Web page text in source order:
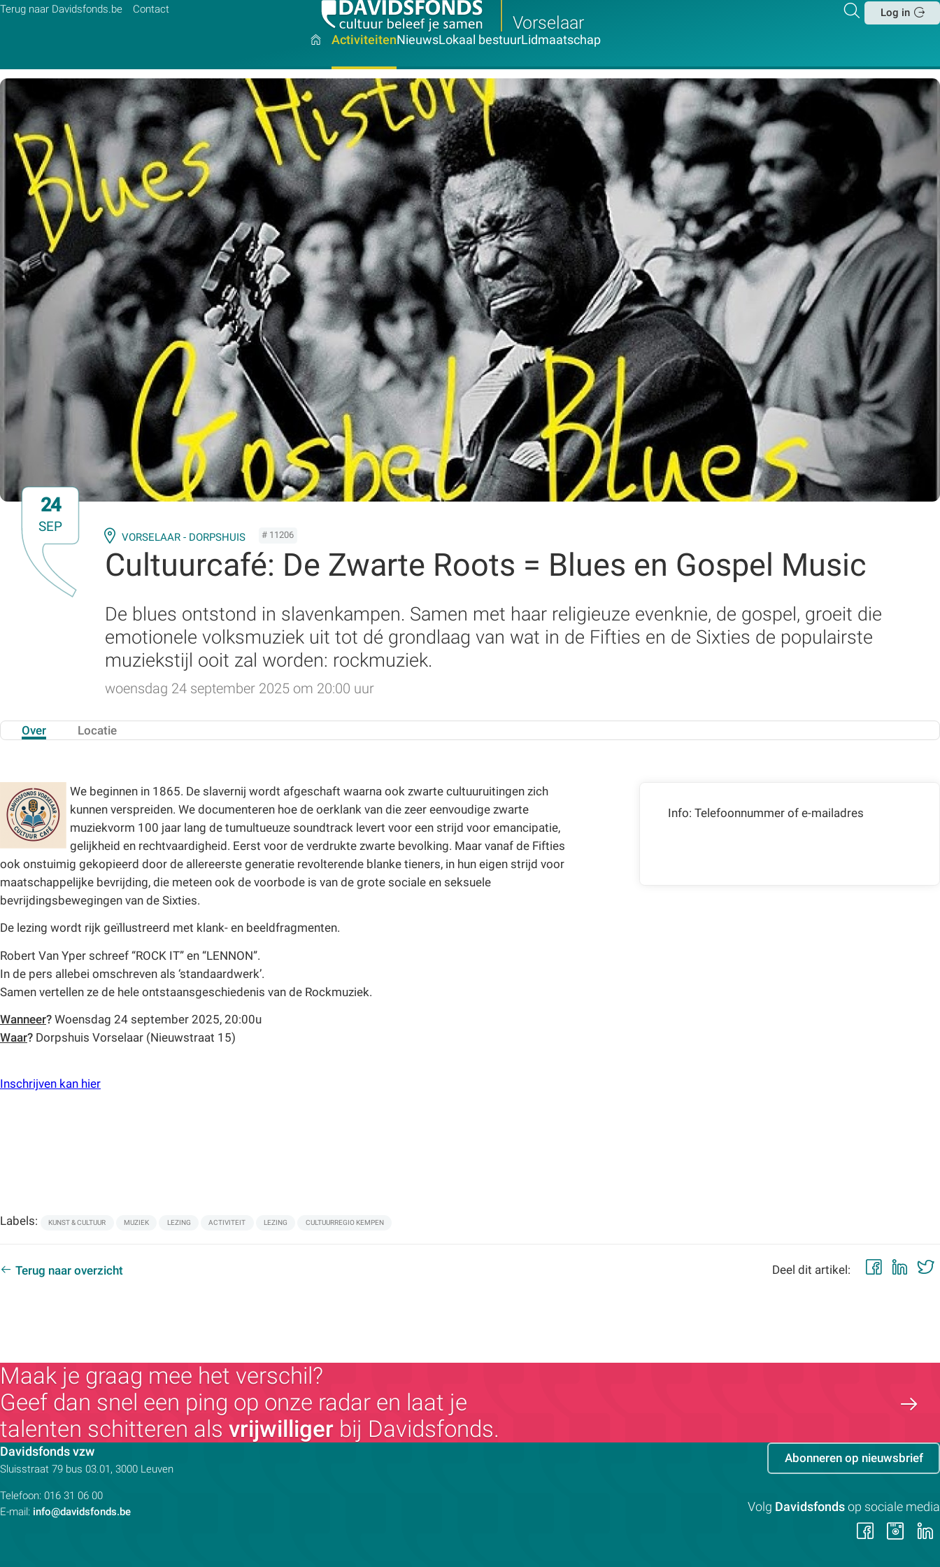
Terug naar Davidsfonds.be Contact
Vorselaar
Zoeken
Log in
ActiviteitenNieuwsLokaal bestuurLidmaatschap
24
SEP
VORSELAAR - DORPSHUIS # 11206
Cultuurcafé: De Zwarte Roots = Blues en Gospel Music
De blues ontstond in slavenkampen. Samen met haar religieuze evenknie, de gospel, groeit die
emotionele volksmuziek uit tot dé grondlaag van wat in de Fifties en de Sixties de populairste
muziekstijl ooit zal worden: rockmuziek.
woensdag 24 september 2025 om 20:00 uur
Over Locatie
We beginnen in 1865. De slavernij wordt afgeschaft waarna ook zwarte cultuuruitingen zich
kunnen verspreiden. We documenteren hoe de oerklank van die zeer eenvoudige zwarte
muziekvorm 100 jaar lang de tumultueuze soundtrack levert voor een strijd voor emancipatie,
gelijkheid en rechtvaardigheid. Eerst voor de verdrukte zwarte bevolking. Maar vanaf de Fifties
ook onstuimig gekopieerd door de allereerste generatie revolterende blanke tieners, in hun eigen strijd voor
maatschappelijke bevrijding, die meteen ook de voorbode is van de grote sociale en seksuele
bevrijdingsbewegingen van de Sixties.
De lezing wordt rijk geïllustreerd met klank- en beeldfragmenten.
Robert Van Yper schreef “ROCK IT” en “LENNON”.
In de pers allebei omschreven als ‘standaardwerk’.
Samen vertellen ze de hele ontstaansgeschiedenis van de Rockmuziek.
Wanneer? Woensdag 24 september 2025, 20:00u
Waar? Dorpshuis Vorselaar (Nieuwstraat 15)
Inschrijven kan hier
Info: Telefoonnummer of e-mailadres
Labels: KUNST & CULTUUR MUZIEK LEZING ACTIVITEIT LEZING CULTUURREGIO KEMPEN
Terug naar overzicht Deel dit artikel:
Maak je graag mee het verschil?
Geef dan snel een ping op onze radar en laat je
talenten schitteren als vrijwilliger bij Davidsfonds.
Davidsfonds vzwContactpersoon:
Adres:
Sluisstraat 79 bus 03.01, 3000 Leuven
Telefoon: 016 31 06 00
E-mail: info@davidsfonds.be
Abonneren op nieuwsbrief
Volg Davidsfonds op sociale media
Volg
Zoek:
Zoeken